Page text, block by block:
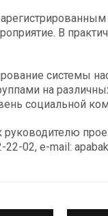
В
системы
на
социальной
02, e-mail: